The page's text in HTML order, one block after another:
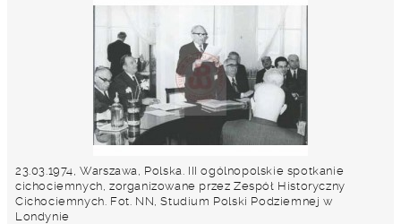
23.03.1974, Warszawa, Polska. III ogólnopolskie spotkanie
cichociemnych, zorganizowane przez Zespół Historyczny
Cichociemnych. Fot. NN, Studium Polski Podziemnej w
Londynie